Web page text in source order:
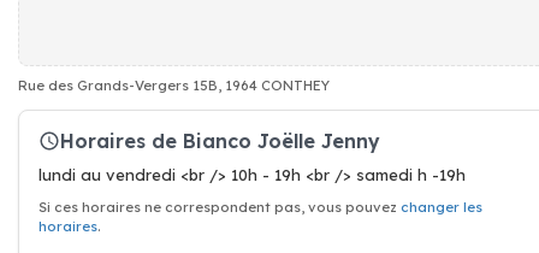
Rue des Grands-Vergers 15B, 1964 CONTHEY
Horaires de Bianco Joëlle Jenny
lundi au vendredi <br /> 10h - 19h <br /> samedi h -19h
Si ces horaires ne correspondent pas, vous pouvez changer les
horaires.